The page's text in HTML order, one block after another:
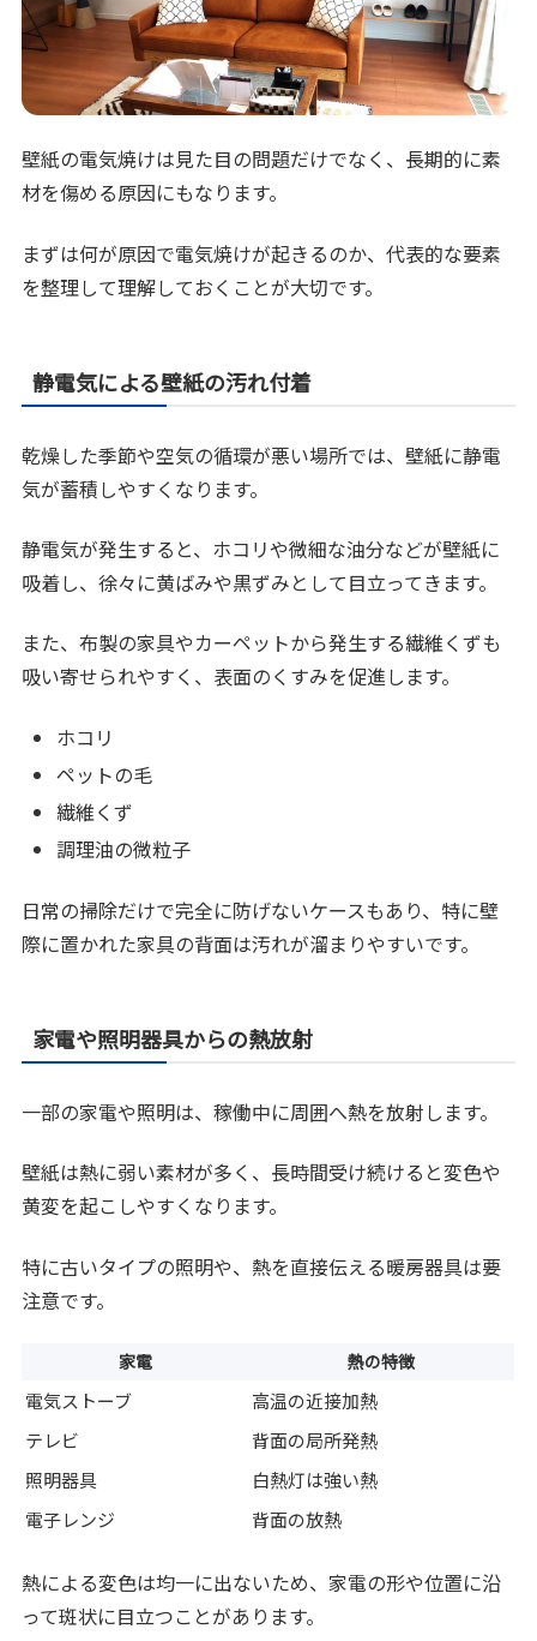
壁紙の電気焼けは見た目の問題だけでなく、長期的に素
材を傷める原因にもなります。
まずは何が原因で電気焼けが起きるのか、代表的な要素
を整理して理解しておくことが大切です。
静電気による壁紙の汚れ付着
乾燥した季節や空気の循環が悪い場所では、壁紙に静電
気が蓄積しやすくなります。
静電気が発生すると、ホコリや微細な油分などが壁紙に
吸着し、徐々に黄ばみや黒ずみとして目立ってきます。
また、布製の家具やカーペットから発生する繊維くずも
吸い寄せられやすく、表面のくすみを促進します。
ホコリ
ペットの毛
繊維くず
調理油の微粒子
日常の掃除だけで完全に防げないケースもあり、特に壁
際に置かれた家具の背面は汚れが溜まりやすいです。
家電や照明器具からの熱放射
一部の家電や照明は、稼働中に周囲へ熱を放射します。
壁紙は熱に弱い素材が多く、長時間受け続けると変色や
黄変を起こしやすくなります。
特に古いタイプの照明や、熱を直接伝える暖房器具は要
注意です。
家電 熱の特徴
電気ストーブ
高温の近接加熱
テレビ
背面の局所発熱
照明器具
白熱灯は強い熱
電子レンジ
背面の放熱
熱による変色は均一に出ないため、家電の形や位置に沿
って斑状に目立つことがあります。